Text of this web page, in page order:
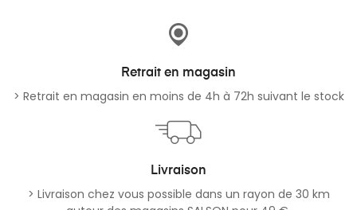
Retrait en magasin
> Retrait en magasin en moins de 4h à 72h suivant le stock
Livraison
> Livraison chez vous possible dans un rayon de 30 km